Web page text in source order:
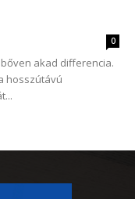
0
akad differencia.
hosszútávú